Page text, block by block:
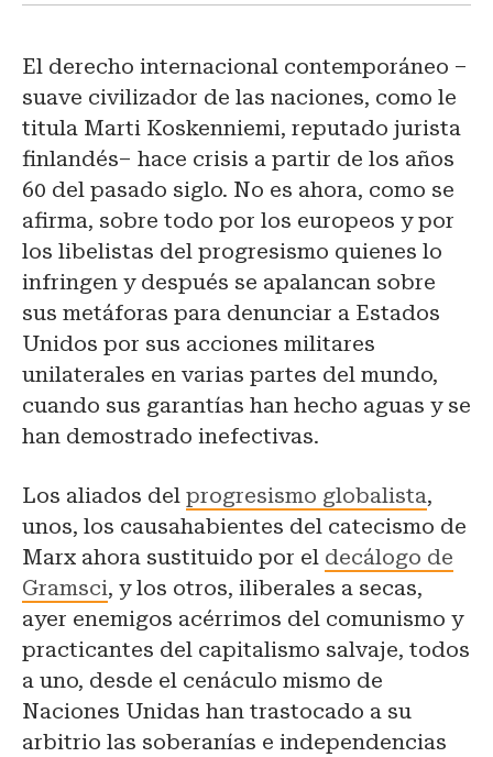
El derecho internacional contemporáneo –
suave civilizador de las naciones, como le
titula Marti Koskenniemi, reputado jurista
finlandés– hace crisis a partir de los años
60 del pasado siglo. No es ahora, como se
afirma, sobre todo por los europeos y por
los libelistas del progresismo quienes lo
infringen y después se apalancan sobre
sus metáforas para denunciar a Estados
Unidos por sus acciones militares
unilaterales en varias partes del mundo,
cuando sus garantías han hecho aguas y se
han demostrado inefectivas.
Los aliados del progresismo globalista,
unos, los causahabientes del catecismo de
Marx ahora sustituido por el decálogo de
Gramsci, y los otros, iliberales a secas,
ayer enemigos acérrimos del comunismo y
practicantes del capitalismo salvaje, todos
a uno, desde el cenáculo mismo de
Naciones Unidas han trastocado a su
arbitrio las soberanías e independencias